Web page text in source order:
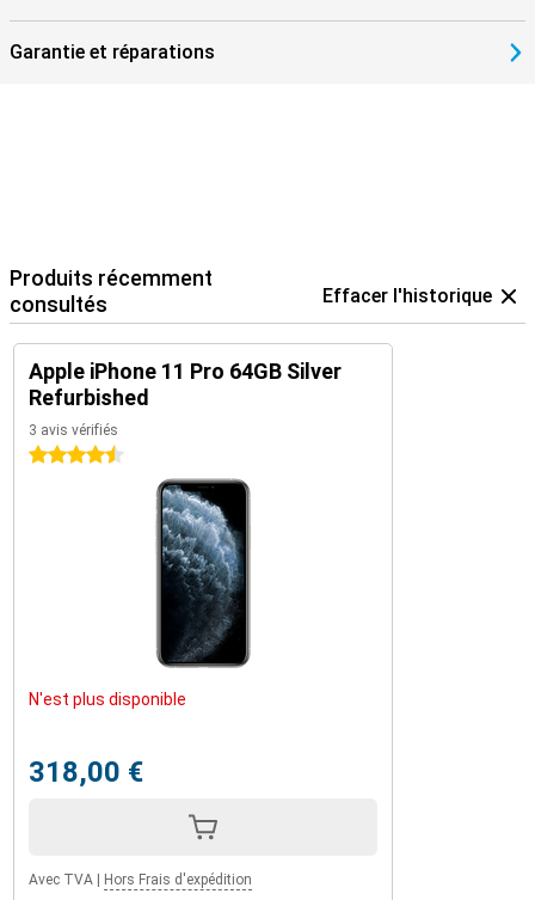
Garantie et réparations
Produits récemment
consultés
Effacer l'historique
Apple iPhone 11 Pro 64GB Silver
Refurbished
3 avis vérifiés
4.5 étoiles
N'est plus disponible
318,00 €
Avec TVA Hors Frais d'expédition